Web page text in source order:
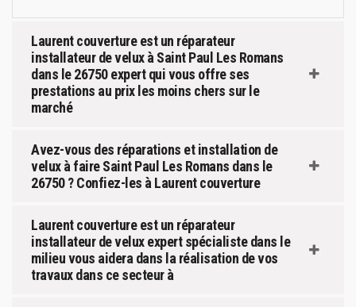
Laurent couverture est un réparateur
installateur de velux à Saint Paul Les Romans
dans le 26750 expert qui vous offre ses
prestations au prix les moins chers sur le
marché
Avez-vous des réparations et installation de
velux à faire Saint Paul Les Romans dans le
26750 ? Confiez-les à Laurent couverture
Laurent couverture est un réparateur
installateur de velux expert spécialiste dans le
milieu vous aidera dans la réalisation de vos
travaux dans ce secteur à